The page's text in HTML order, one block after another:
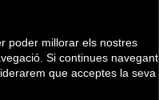
poder millorar els nostres
Si continues navegant
que acceptes la seva